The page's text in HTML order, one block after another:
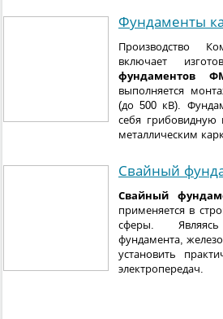
Фундаменты
Производство
включает
фундаментов
выполняется
(до 500 кВ).
себя грибовидную
металлическим
Свайный
Свайный
применяется в
сферы.
фундамента,
установить
электропередач.